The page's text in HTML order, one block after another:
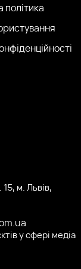
політика
м. Львів,
у сфері медіа